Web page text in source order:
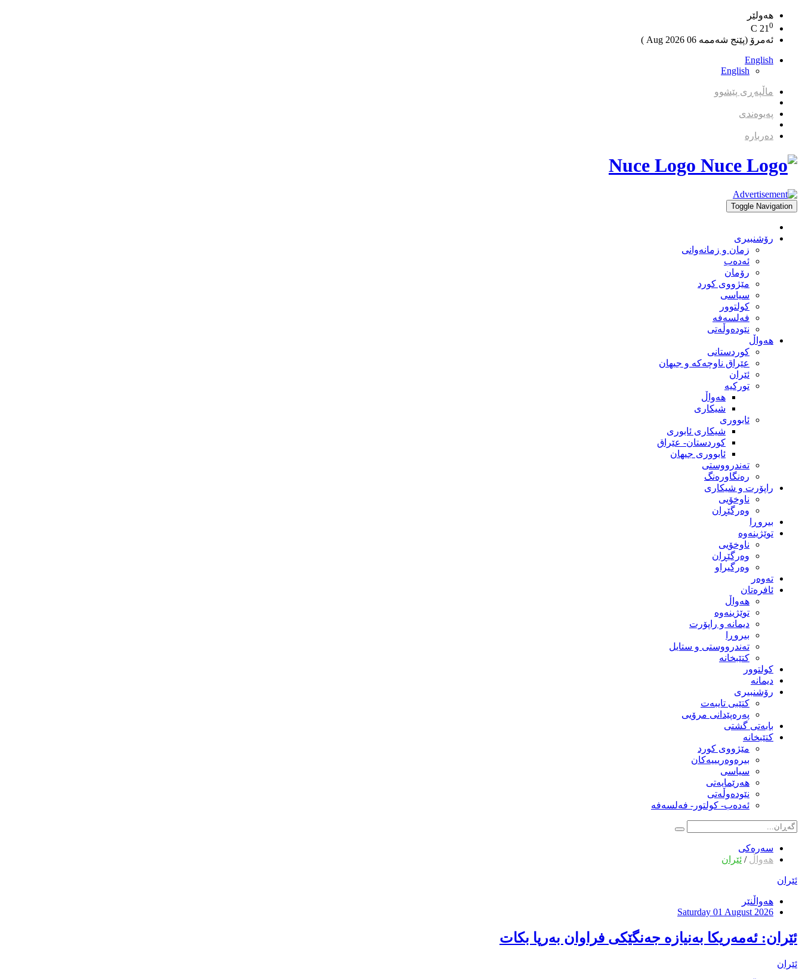
هەولێر
21 0
ئەمرۆ (پێنج شەممە 06 2026 Aug )
English
English
ماڵپەڕی پێشوو
پەیوەندی
دەربارە
Nuce Logo
Toggle Navigation
رۆشنبیری
زمان و زمانه‌وانی
ئەدەب
رۆمان
مێژووى کورد
سیاسى
کولتوور
فەلسەفە
نێودەوڵەتی
هەواڵ
کوردستانی
عێراق ناوچەکە و جیهان
ئێران
تورکیە
هەواڵ
شیکاری
ئابووری
شیکاری ئابوری
کوردستان- عێراق
ئابووری جیهان
تەندرووستی
رەنگاورەنگ
راپۆرت و شیکاری
ناوخۆیی
وەرگێڕان
بیروڕا
توێژینەوە
ناوخۆیی
وەرگێڕان
وەرگیراو
تەوەر
ئافرەتان
هەواڵ
توێژینەوە
دیمانە و راپۆرت
بیروڕا
تەندرووستی و ستایل
کتێبخانە
کولتوور
دیمانە
رۆشنبیری
کتێبی تایبەت
پەرەپێدانی مرۆیی
بابەتی گشتی
کتێبخانە
مێژووى کورد
بیرەوەریییەکان
سیاسى
هەرێمایەتی
نێودەوڵەتی
ئەدەب- کولتور- فەلسەفە
سەرەکی
هەواڵ / ئێران
ئێران
هەواڵنێر
Saturday 01 August 2026
ئێران: ئەمەریکا بەنیازە جەنگێکی فراوان بەرپا بکات
ئێران